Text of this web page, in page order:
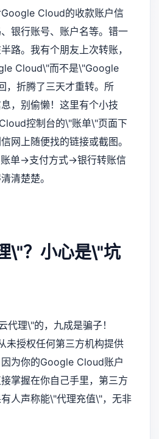
Cloud的收款账户信
银行账号、账户名等。错一
路。我有个朋友上次转账，
Cloud\"而不是\"Google
，折腾了三天才重转。所
，别偷懒！这里有个小技
控制台的\"账单\"页面下
网上随便找的链接或截图。
单→支付方式→银行转账信
清楚楚。
\"？小心是\"坑
代理\"的，九成是骗子！
未授权任何第三方机构提供
为你的Google Cloud账户
掌握在你自己手里，第三方
人声称能\"代理充值\"，无非